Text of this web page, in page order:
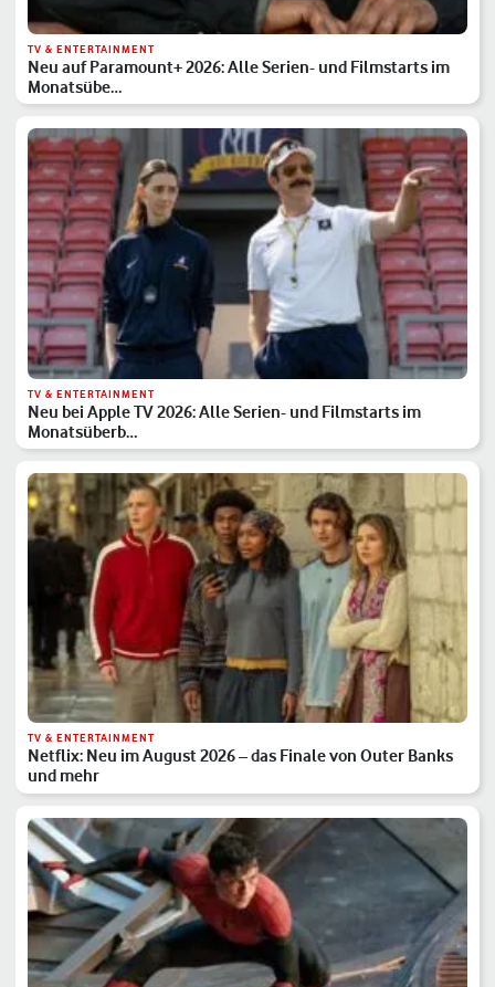
TV & ENTERTAINMENT
Neu auf Paramount+ 2026: Alle Serien- und Filmstarts im
Monatsübe…
TV & ENTERTAINMENT
Neu bei Apple TV 2026: Alle Serien- und Filmstarts im
Monatsüberb…
TV & ENTERTAINMENT
Netflix: Neu im August 2026 – das Finale von Outer Banks
und mehr